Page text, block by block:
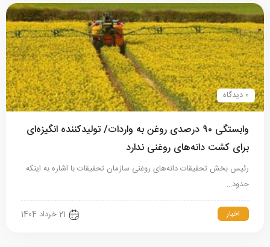
0 دیدگاه
وابستگی ۹۰ درصدی روغن به واردات/ تولیدکننده انگیزه‌ای
برای کشت دانه‌های روغنی ندارد
رئیس بخش تحقیقات دانه‌های روغنی سازمان تحقیقات با اشاره به اینکه
حدود…
اخبار 21 خرداد 1404